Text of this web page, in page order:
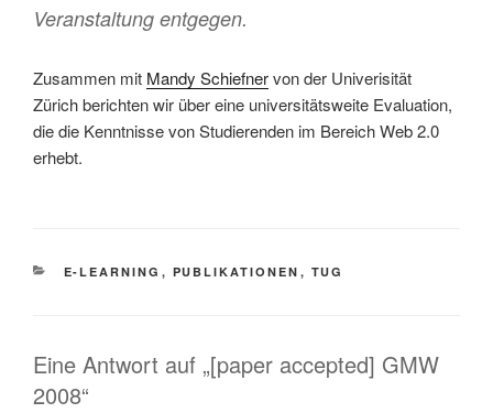
Veranstaltung entgegen.
Zusammen mit Mandy Schiefnervon der Univerisität
Zürich berichten wir über eine universitätsweite Evaluation,
die die Kenntnisse von Studierenden im Bereich Web 2.0
erhebt.
KATEGORIEN
E-LEARNING , PUBLIKATIONEN , TUG
Eine Antwort auf „[paper accepted] GMW
2008“